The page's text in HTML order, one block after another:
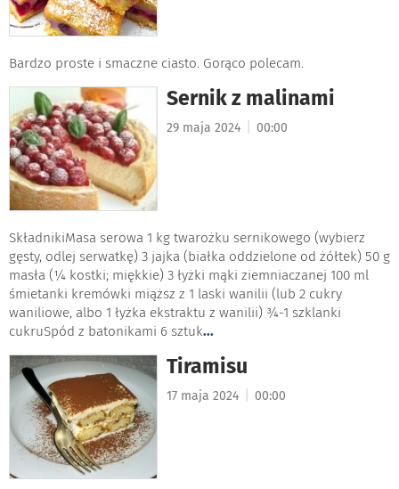
Bardzo proste i smaczne ciasto. Gorąco polecam.
Sernik z malinami
29 maja 2024 00:00
SkładnikiMasa serowa 1 kg twarożku sernikowego (wybierz
gęsty, odlej serwatkę) 3 jajka (białka oddzielone od żółtek) 50 g
masła (¼ kostki; miękkie) 3 łyżki mąki ziemniaczanej 100 ml
śmietanki kremówki miąższ z 1 laski wanilii (lub 2 cukry
waniliowe, albo 1 łyżka ekstraktu z wanilii) ¾-1 szklanki
cukruSpód z batonikami 6 sztuk...
Tiramisu
17 maja 2024 00:00